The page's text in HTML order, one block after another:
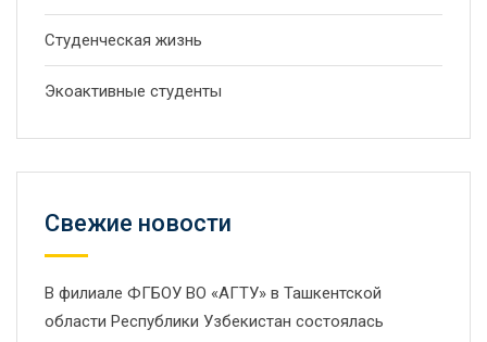
Студенческая жизнь
Экоактивные студенты
Свежие новости
В филиале ФГБОУ ВО «АГТУ» в Ташкентской
области Республики Узбекистан состоялась